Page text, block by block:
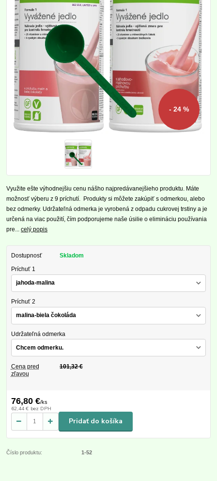
- 24 %
Využite ešte výhodnejšiu cenu nášho najpredávanejšieho produktu. Máte
možnosť výberu z 9 príchutí. Produkty si môžete zakúpiť s odmerkou, alebo
bez odmerky. Udržateľná odmerka je vyrobená z odpadu cukrovej trstiny a je
určená na viac použití, čím podporujeme naše úsilie o elimináciu používania
pre...celý popis
Dostupnosť Skladom
Príchuť 1
Príchuť 2
Udržateľná odmerka
Cena pred
zľavou
101,32 €
76,80 €/ks
62,44 € bez DPH
Pridať do košíka
Číslo produktu: 1-52